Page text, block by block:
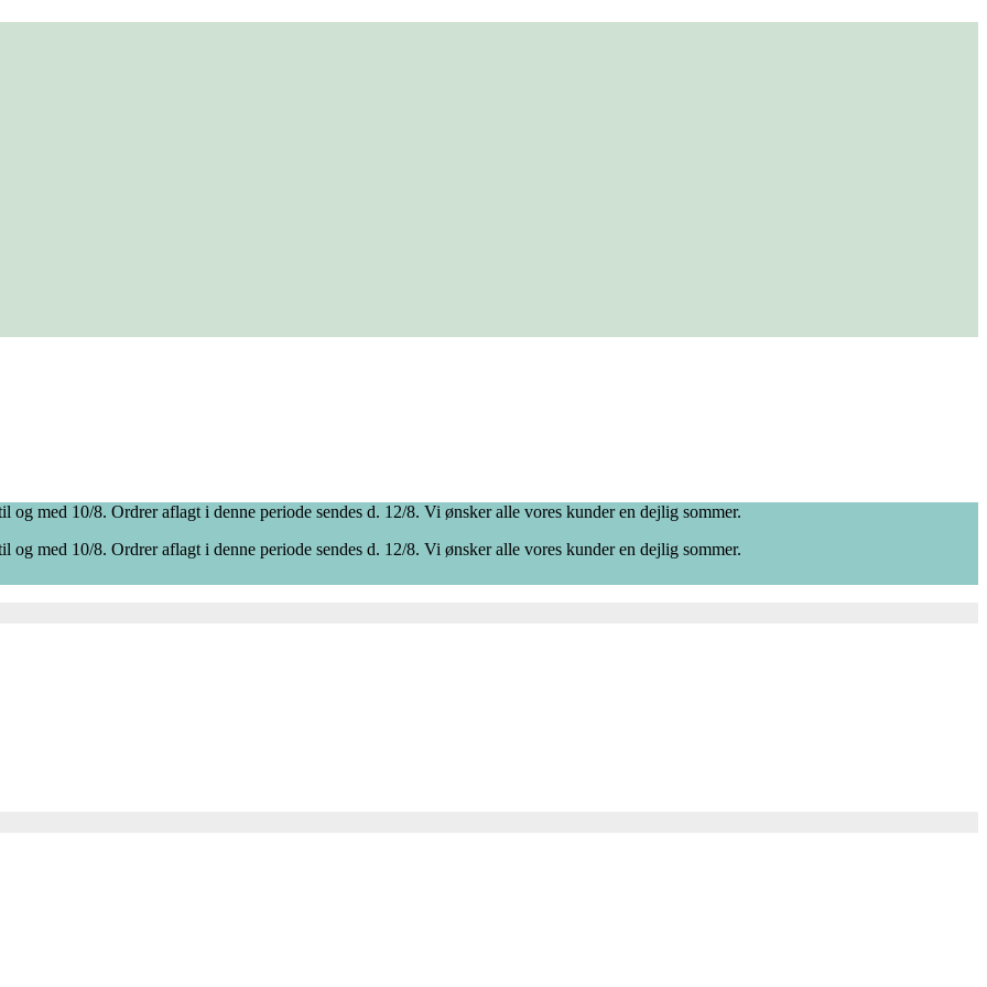
med 10/8. Ordrer aflagt i denne periode sendes d. 12/8. Vi ønsker alle vores kunder en dejlig sommer.
med 10/8. Ordrer aflagt i denne periode sendes d. 12/8. Vi ønsker alle vores kunder en dejlig sommer.